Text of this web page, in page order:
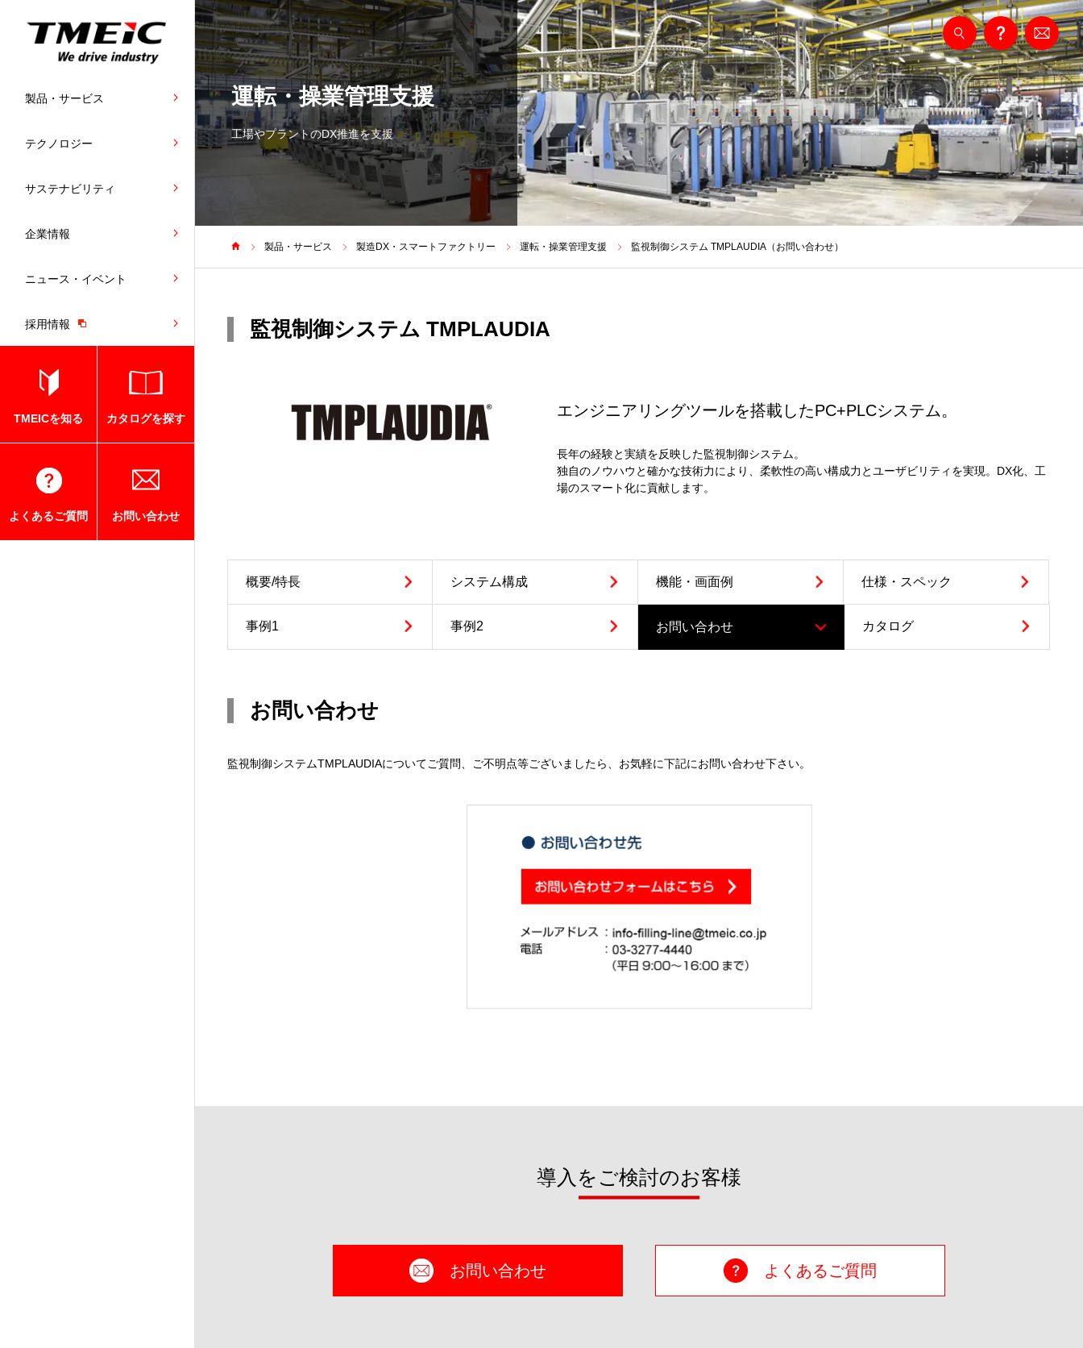
製品・サービス
テクノロジー
サステナビリティ
企業情報
ニュース・イベント
採用情報
TMEICを知る カタログを探す
よくあるご質問 お問い合わせ
運転・操業管理支援
工場やプラントのDX推進を支援
製品・サービス 製造DX・スマートファクトリー 運転・操業管理支援 監視制御システム TMPLAUDIA（お問い合わせ）
監視制御システム TMPLAUDIA
エンジニアリングツールを搭載したPC+PLCシステム。
長年の経験と実績を反映した監視制御システム。
独自のノウハウと確かな技術力により、柔軟性の高い構成力とユーザビリティを実現。DX化、工
場のスマート化に貢献します。
概要/特長 システム構成 機能・画面例 仕様・ スペック
事例1 事例2 お問い合わせ カタログ
お問い合わせ
監視制御システムTMPLAUDIAについてご質問、ご不明点等ございましたら、お気軽に下記にお問い合わせ下さい。
導入をご検討のお客様
お問い合わせ よくあるご質問